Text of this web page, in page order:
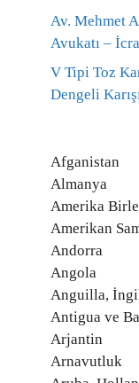
Av. Mehmet
Avukatı –
V Tipi Toz
Dengeli
Afganistan
Almanya
Amerika
Amerikan
Andorra
Angola
Anguilla,
Antigua ve
Arjantin
Arnavutluk